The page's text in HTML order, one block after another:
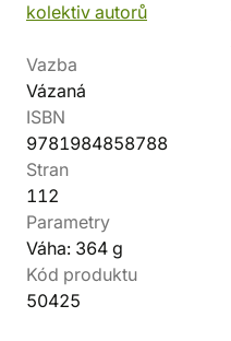
kolektiv autorů
Vazba
Vázaná
ISBN
9781984858788
Stran
112
Parametry
Váha: 364 g
Kód produktu
50425